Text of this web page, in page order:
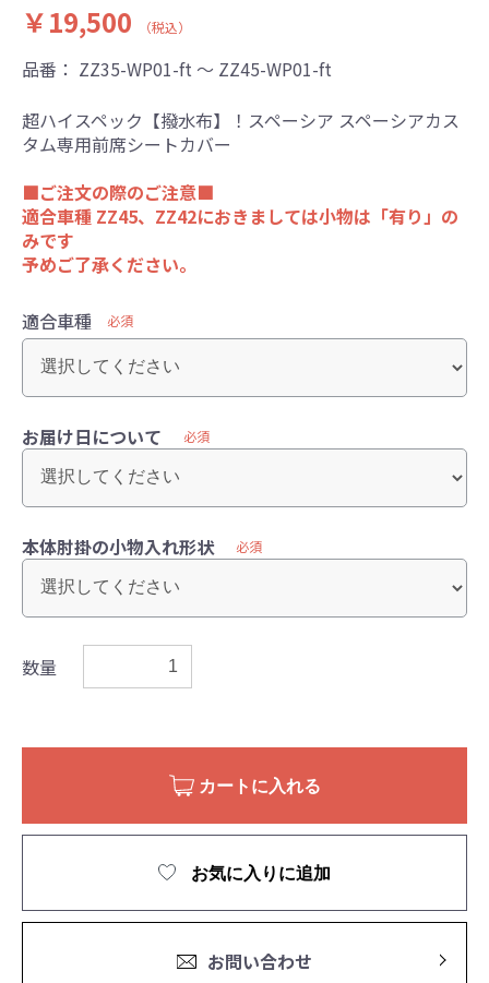
￥19,500 （税込）
品番： ZZ35-WP01-ft ～ ZZ45-WP01-ft
超ハイスペック【撥水布】！スペーシア スペーシアカス
タム専用前席シートカバー
■ご注文の際のご注意■
適合車種 ZZ45、ZZ42におきましては小物は「有り」の
みです
予めご了承ください。
適合車種 必須
お届け日について 必須
本体肘掛の小物入れ形状 必須
数量
カートに入れる
お気に入りに追加
お問い合わせ